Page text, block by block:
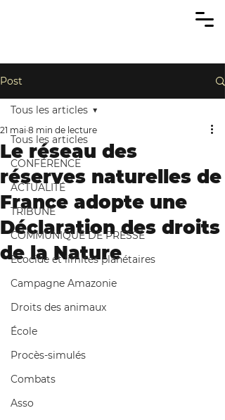
Post
Tous les articles
CONFÉRENCE
ACTUALITÉ
TRIBUNE
COMMUNIQUÉ DE PRESSE
Écocide et limites planétaires
Campagne Amazonie
Droits des animaux
École
Procès-simulés
Combats
Asso
Tous les articles
Le réseau des
réserves naturelles de
France adopte une
Déclaration des droits
de la Nature
21 mai 8 min de lecture